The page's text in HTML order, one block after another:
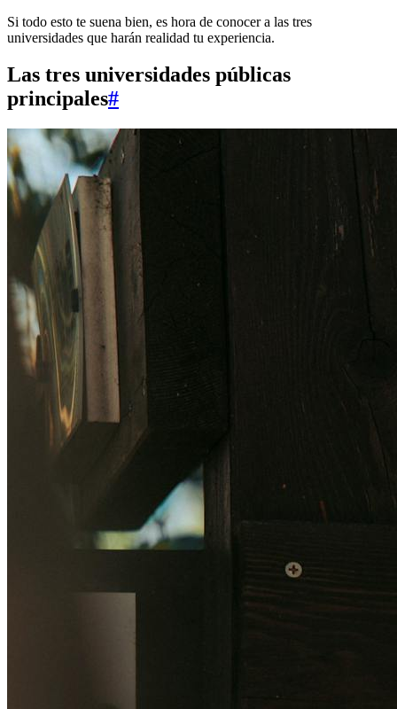
Si todo esto te suena bien, es hora de conocer a las tres
universidades que harán realidad tu experiencia.
Las tres universidades públicas
principales#